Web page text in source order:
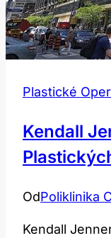
Plastické
Kendall
OdPoliklinika
Kendall